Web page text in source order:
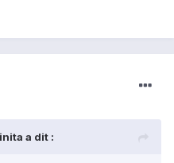
a dit :